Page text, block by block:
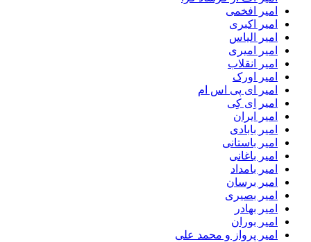
امیر افخمی
امیر اکبری
امیر الیاس
امیر امیری
امیر انقلاب
امیر اورک
امیر ای پی اس ام
امیر اِی کِی
امیر ایران
امیر بابادی
امیر باستانی
امیر باغانی
امیر بامداد
امیر برسان
امیر بصیری
امیر بهادر
امیر بوران
امیر پرواز و محمد علی